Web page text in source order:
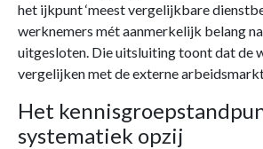
het ijkpunt ‘meest vergelijkbare
werknemers mét aanmerkelijk belang
uitgesloten. Die uitsluiting toont dat de
vergelijken met de externe
Het
systematiek opzij